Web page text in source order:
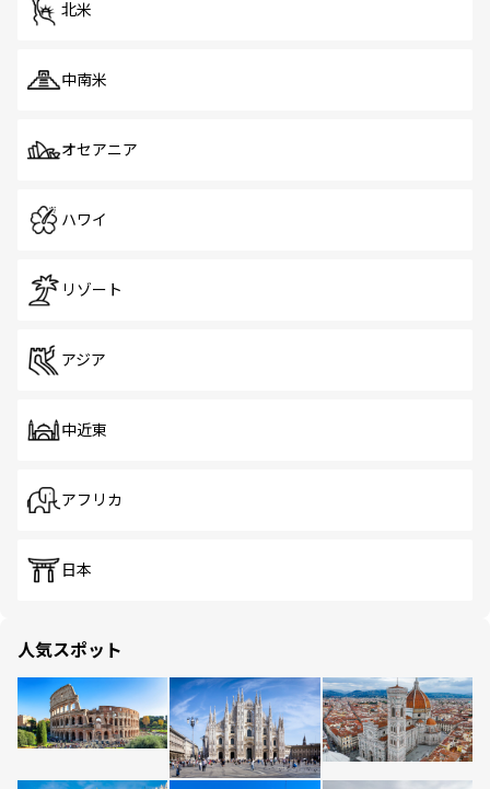
北米
中南米
オセアニア
ハワイ
リゾート
アジア
中近東
アフリカ
日本
人気スポット